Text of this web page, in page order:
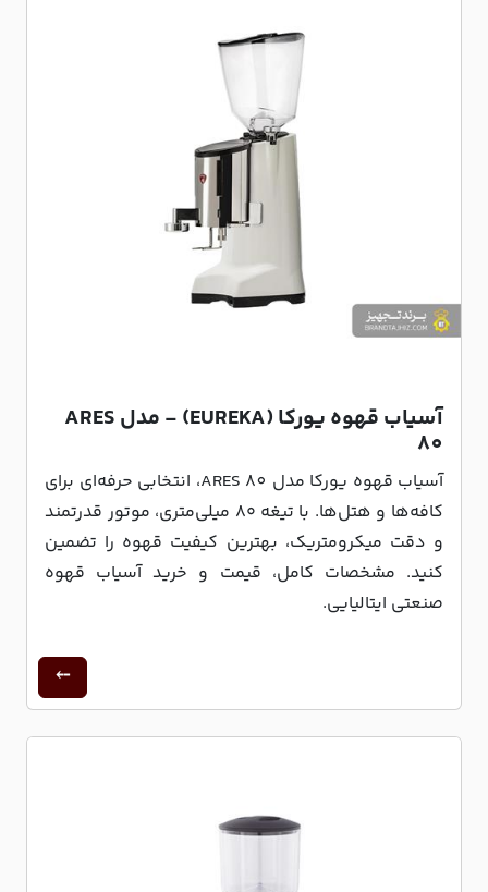
آسیاب قهوه یورکا (EUREKA) - مدل ARES
80
آسیاب قهوه یورکا مدل ARES 80، انتخابی حرفه‌ای برای
کافه‌ها و هتل‌ها. با تیغه ۸۰ میلی‌متری، موتور قدرتمند
و دقت میکرومتریک، بهترین کیفیت قهوه را تضمین
کنید. مشخصات کامل، قیمت و خرید آسیاب قهوه
صنعتی ایتالیایی.